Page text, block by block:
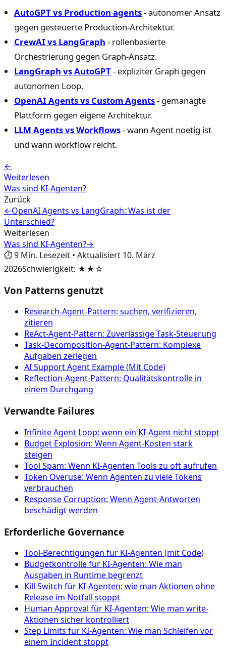
AutoGPT vs Production agents- autonomer Ansatz
gegen gesteuerte Production-Architektur.
CrewAI vs LangGraph - rollenbasierte
Orchestrierung gegen Graph-Ansatz.
LangGraph vs AutoGPT- expliziter Graph gegen
autonomen Loop.
OpenAI Agents vs Custom Agents- gemanagte
Plattform gegen eigene Architektur.
LLM Agents vs Workflows- wann Agent noetig ist
und wann workflow reicht.
←
Weiterlesen
Was sind KI-Agenten?
Zurück
←OpenAI Agents vs LangGraph: Was ist der
Unterschied?
Weiterlesen
Was sind KI-Agenten?→
⏱️9 Min. Lesezeit • Aktualisiert 10. März
2026Schwierigkeit: ★★☆
Von Patterns genutzt
Research-Agent-Pattern: suchen, verifizieren,
zitieren
ReAct-Agent-Pattern: Zuverlässige Task-Steuerung
Task-Decomposition-Agent-Pattern: Komplexe
Aufgaben zerlegen
AI Support Agent Example (Mit Code)
Reflection-Agent-Pattern: Qualitätskontrolle in
einem Durchgang
Verwandte Failures
Infinite Agent Loop: wenn ein KI-Agent nicht stoppt
Budget Explosion: Wenn Agent-Kosten stark
steigen
Tool Spam: Wenn KI-Agenten Tools zu oft aufrufen
Token Overuse: Wenn Agenten zu viele Tokens
verbrauchen
Response Corruption: Wenn Agent-Antworten
beschädigt werden
Erforderliche Governance
Tool‑Berechtigungen für KI‑Agenten (mit Code)
Budgetkontrolle für KI-Agenten: Wie man
Ausgaben in Runtime begrenzt
Kill Switch für KI-Agenten: wie man Aktionen ohne
Release im Notfall stoppt
Human Approval für KI-Agenten: Wie man write-
Aktionen sicher kontrolliert
Step Limits für KI-Agenten: Wie man Schleifen vor
einem Incident stoppt